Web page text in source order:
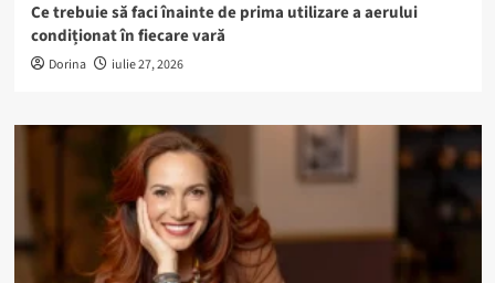
Ce trebuie să faci înainte de prima utilizare a aerului
condiționat în fiecare vară
Dorina iulie 27, 2026